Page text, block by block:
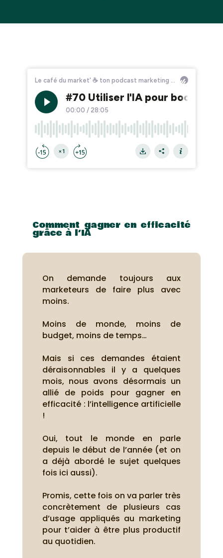
Comment gagner en efficacité
grâce à l’IA
On demande toujours aux
marketeurs de faire plus avec
moins.
Moins de monde, moins de
budget, moins de temps…
Mais si ces demandes étaient
déraisonnables il y a quelques
mois, nous avons désormais un
allié de poids pour gagner en
efficacité : l’intelligence artificielle
!
Oui, tout le monde en parle
depuis le début de l’année (et on
a déjà abordé le sujet quelques
fois ici aussi).
Promis, cette fois on va parler très
concrètement de plusieurs cas
d’usage appliqués au marketing
pour t’aider à être plus productif
au quotidien.